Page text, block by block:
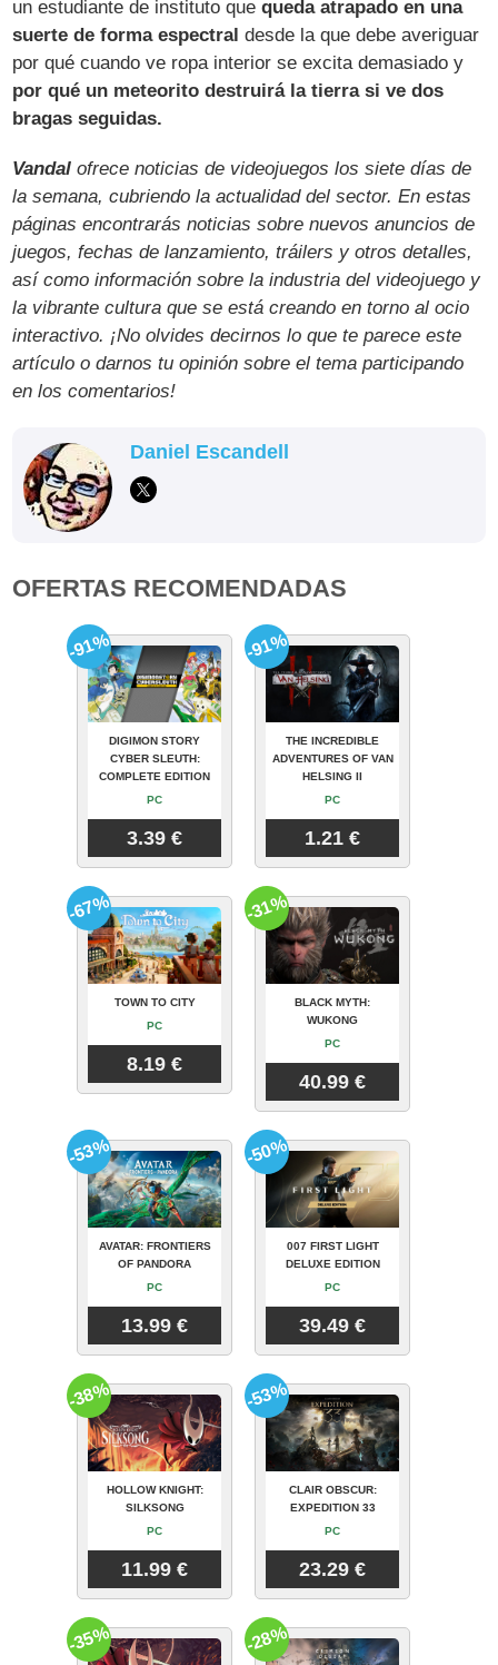
un estudiante de instituto quequeda atrapado en una
suerte de forma espectral desde la que debe averiguar
por qué cuando ve ropa interior se excita demasiado y
por qué un meteorito destruirá la tierra si ve dos
bragas seguidas.
Vandal ofrece noticias de videojuegos los siete días de
la semana, cubriendo la actualidad del sector. En estas
páginas encontrarás noticias sobre nuevos anuncios de
juegos, fechas de lanzamiento, tráilers y otros detalles,
así como información sobre la industria del videojuego y
la vibrante cultura que se está creando en torno al ocio
interactivo. ¡No olvides decirnos lo que te parece este
artículo o darnos tu opinión sobre el tema participando
en los comentarios!
Daniel Escandell
OFERTAS RECOMENDADAS
DIGIMON STORY
CYBER SLEUTH:
COMPLETE EDITION
PC
3.39 €
-91%
THE INCREDIBLE
ADVENTURES OF VAN
HELSING II
PC
1.21 €
-91%
TOWN TO CITY
PC
8.19 €
-67%
BLACK MYTH:
WUKONG
PC
40.99 €
-31%
AVATAR: FRONTIERS
OF PANDORA
PC
13.99 €
-53%
007 FIRST LIGHT
DELUXE EDITION
PC
39.49 €
-50%
HOLLOW KNIGHT:
SILKSONG
PC
11.99 €
-38%
CLAIR OBSCUR:
EXPEDITION 33
PC
23.29 €
-53%
-35% -28%